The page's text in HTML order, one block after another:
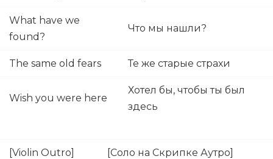
What have we
found?
Что мы нашли?
The same old fears Те же старые страхи
Wish you were here
Хотел бы, чтобы ты был
здесь
[Violin Outro] [Соло на Скрипке Аутро]